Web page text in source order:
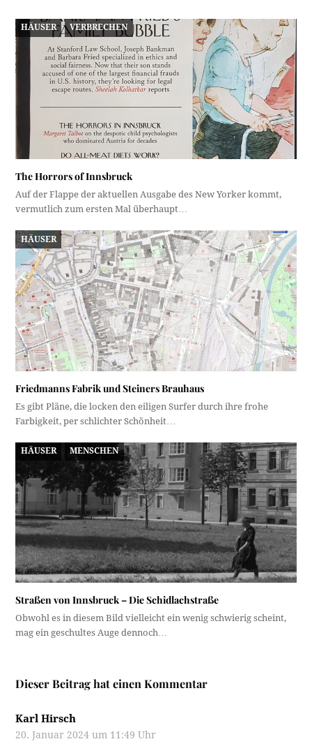
HÄUSER VERBRECHEN
The Horrors of Innsbruck
Auf der Flappe der aktuellen Ausgabe des New Yorker kommt,
vermutlich zum ersten Mal überhaupt…
HÄUSER
Friedmanns Fabrik und Steiners Brauhaus
Es gibt Pläne, die locken den eiligen Surfer durch ihre frohe
Farbigkeit, per schlichter Schönheit…
HÄUSER MENSCHEN
Straßen von Innsbruck – Die Schidlachstraße
Obwohl es in diesem Bild vielleicht ein wenig schwierig scheint,
mag ein geschultes Auge dennoch…
Dieser Beitrag hat einen Kommentar
Karl Hirsch
20. Januar 2024 um 11:49 Uhr